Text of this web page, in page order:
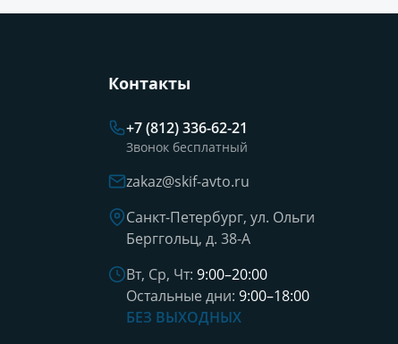
Контакты
+7 (812) 336-62-21
Звонок бесплатный
zakaz@skif-avto.ru
Санкт-Петербург, ул. Ольги
Берггольц, д. 38-А
Вт, Ср, Чт: 9:00–20:00
Остальные дни: 9:00–18:00
БЕЗ ВЫХОДНЫХ